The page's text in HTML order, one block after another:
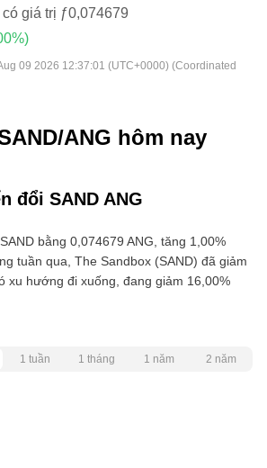
giá trị ƒ0,074679
09 2026 12:37:01 (UTC+0000) (Coordinated
ANG hôm nay
đổi SAND ANG
bằng 0,074679 ANG, tăng 1,00%
tuần qua, The Sandbox (SAND) đã giảm
xu hướng đi xuống, đang giảm 16,00%
1 tuần 1 tháng 1 năm 2 năm